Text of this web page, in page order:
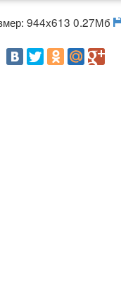
944x613 0.27Мб